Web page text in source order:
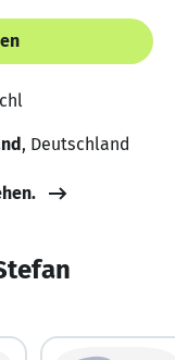
, Deutschland